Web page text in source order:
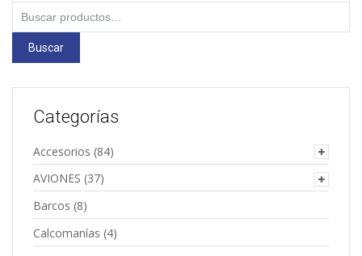
Buscar
por:
Buscar
Categorías
Accesorios (84)
AVIONES (37)
Barcos (8)
Calcomanías (4)